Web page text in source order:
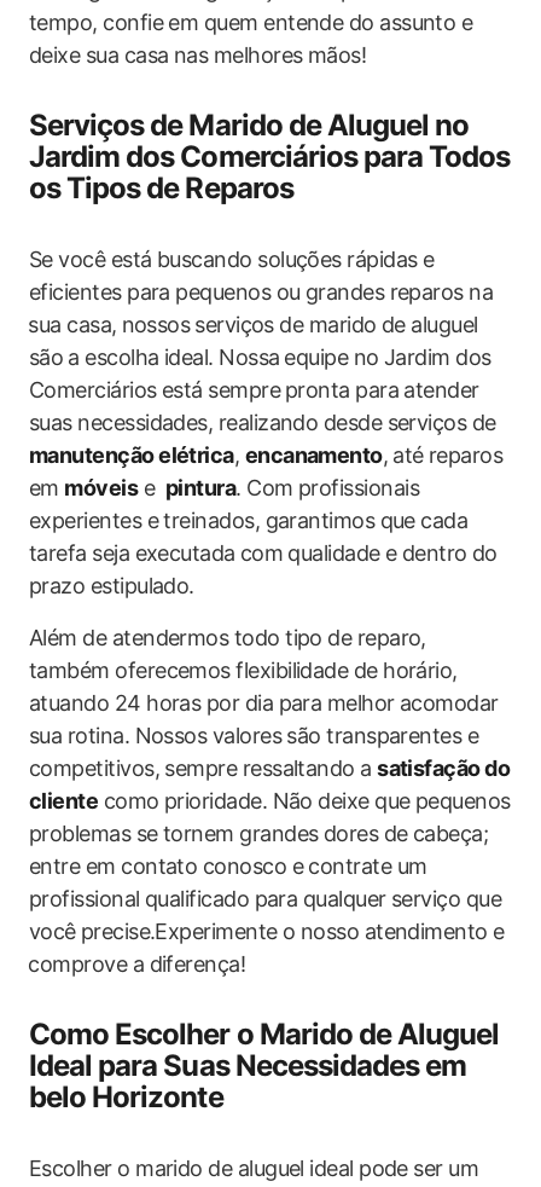
tempo, confie em ​quem entende do assunto e
deixe sua casa nas melhores mãos!
Serviços de Marido de Aluguel no
Jardim dos Comerciários para Todos
os Tipos de Reparos
Se você está buscando soluções rápidas e
eficientes para pequenos ou grandes reparos na
⁤sua casa,⁤ nossos ⁣serviços de marido de aluguel
são⁢ a escolha ideal. Nossa ⁤equipe no ​Jardim dos
Comerciários está sempre ⁢pronta para atender
suas necessidades, realizando​ desde ​serviços de
manutenção elétrica, encanamento, ⁢até reparos‌
em móveise ‌ pintura.​ Com profissionais
experientes e treinados, garantimos que cada
tarefa seja executada⁣ com qualidade e dentro ⁣do
prazo estipulado.
Além de atendermos todo tipo de reparo,
também oferecemos flexibilidade de horário, ​
atuando 24 horas por dia para melhor acomodar
sua​ rotina. Nossos valores são transparentes e
competitivos, sempre ressaltando asatisfação do
cliente como prioridade. Não deixe que pequenos
problemas se tornem grandes dores de cabeça;
entre em contato conosco e contrate um
profissional qualificado para qualquer serviço que
você⁣ precise.Experimente o nosso‌ atendimento e
⁣comprove a diferença!
Como Escolher o Marido de Aluguel
Ideal para Suas Necessidades‍ em
belo Horizonte
Escolher o marido de aluguel ideal ‌pode ser um